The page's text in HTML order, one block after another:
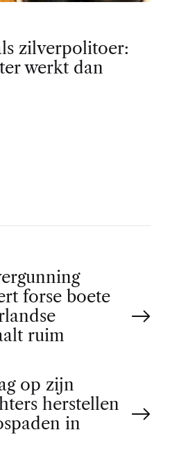
zilverpolitoer:
werkt dan
forse boete
ruim
op zijn
herstellen
in